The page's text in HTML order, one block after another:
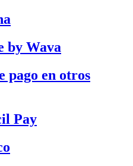
by Wava
pago en otros
Pay